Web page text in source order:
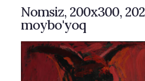
Nomsiz, 200х300,
moybo'yoq